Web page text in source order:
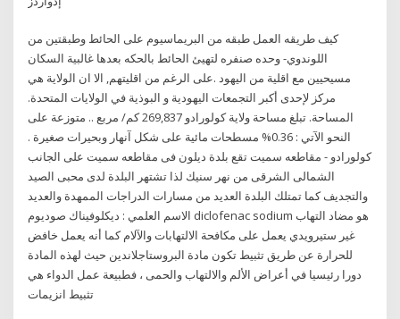
كيف طريقه العمل طبقه من البريماسيوم على الحائط وطبقتين من
اللوندوي- وحده صنفره لتهيئ الحائط بالحكه بعدها غالبية السكان
مسيحيين مع اقلية من اليهود .على الرغم من اقليتهم, الا ان الولاية هي
مركز لإحدى أكبر التجمعات اليهودية و البوذية في الولايات المتحدة.
المساحة. تبلغ مساحة ولاية كولورادو 269,837 كم/ مربع .. متوزعة على
النحو الآتي : 0.36% مسطحات مائية على شكل آنهار وبحيرات صغيرة .
كولورادو - مقاطعه سميت تقع بلدة ديلون فى مقاطعه سميت على الجانب
الشمالى الشرقى من نهر سنيك لذا تشتهر البلدة لدى محبى الصيد
والتجديف كما تمتلك البلدة العديد من مسارات الدراجات الممهدة والعديد
الاسم العلمي : ديكلوفيناك صوديوم diclofenac sodium هو مضاد التهاب
غير ستيرويدي يعمل على مكافحة الالتهابات والآلام كما أنه يعمل خافض
للحرارة عن طريق تثبيط تكون مادة البروستاجلاندين حيث لهذه المادة
دورا رئيسيا في أعراض الألم والالتهاب والحمى ، فطبيعة عمل الدواء هي
تثبيط انزيمات